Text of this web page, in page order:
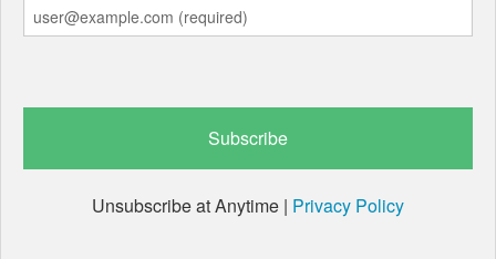
Unsubscribe at Anytime | Privacy Policy